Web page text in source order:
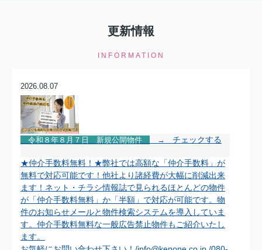
更新情報
INFORMATION
2026.08.07
令和８年８月７ 日 新規公開物件 → チェックする
★仲介手数料無料！★弊社では高額な「仲介手数料」が
無料で対応可能です！他社より諸経費が大幅に削減出来
ます！ネット・チラシ情報誌で見られるほとんどの物件
が「仲介手数料無料」か「半額」で対応が可能です。物
件のお知らせメールと物件検索システムを導入していま
す。仲介手数料無料な一般広告禁止物件もご紹介いたし
ます。